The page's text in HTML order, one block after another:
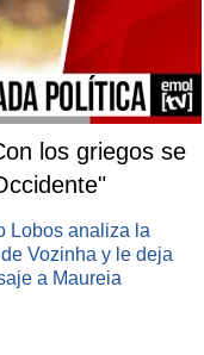
los griegos se
Lobos analiza la
de Vozinha y le deja
a Maureia